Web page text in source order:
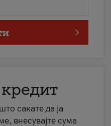
сакате да ја
внесувајте сума